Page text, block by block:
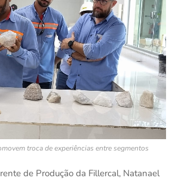
troca de experiências entre segmentos
de Produção da Fillercal, Natanael